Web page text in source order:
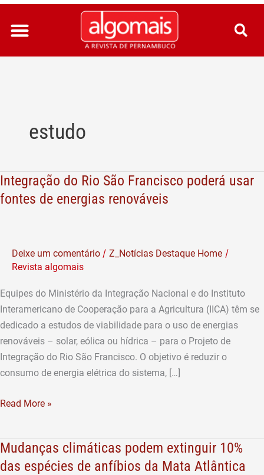
Ir
para
conteúdo
estudo
Integração do Rio São Francisco poderá usar
fontes de energias renováveis
Deixe um comentário / Z_Notícias Destaque Home /
Revista algomais
Equipes do Ministério da Integração Nacional e do Instituto
Interamericano de Cooperação para a Agricultura (IICA) têm se
dedicado a estudos de viabilidade para o uso de energias
renováveis – solar, eólica ou hídrica – para o Projeto de
Integração do Rio São Francisco. O objetivo é reduzir o
consumo de energia elétrica do sistema, […]
Integração
do
poderá
fontes
de
energias
renováveis
Read More »
Mudanças climáticas podem extinguir 10%
das espécies de anfíbios da Mata Atlântica
Mudanças
climáticas